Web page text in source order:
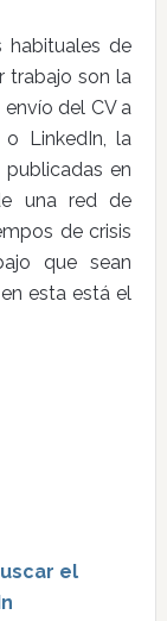
habituales de
trabajo son la
del CV a
LinkedIn, la
publicadas en
una red de
de crisis
que sean
esta está el
el